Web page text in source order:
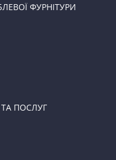
ФУРНІТУРИ
ТА ПОСЛУГ